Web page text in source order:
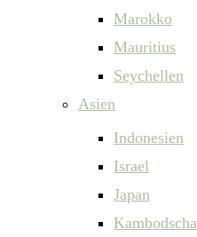
Marokko
Mauritius
Seychellen
Asien
Indonesien
Israel
Japan
Kambodscha